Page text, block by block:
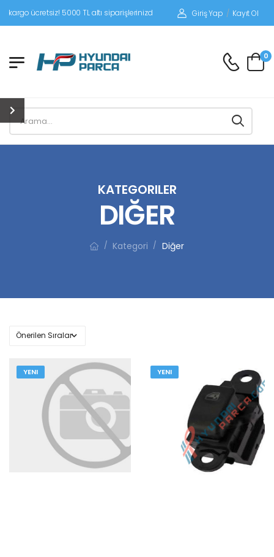
5000 TL altı siparişlerinizde siparişleriniz alıcı ödemeli gönderilir.
Giriş Yap / Kayıt Ol
0
KATEGORILER
DIĞER
/ Kategori / Diğer
YENI YENI